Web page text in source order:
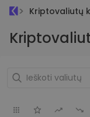
Kriptovaliutų